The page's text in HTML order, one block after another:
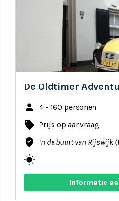
De Oldtimer
person 4 - 160 personen
local_offer Prijs op aanvraag
where_to_vote In de buurt van Rijswijk
wb_sunny
Informatie